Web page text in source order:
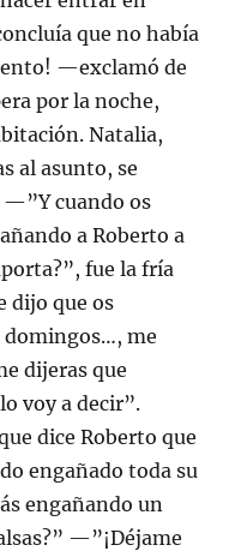
que no había
—exclamó de
por la noche,
Natalia,
al asunto, se
cuando os
a Roberto a
fue la fría
dijo que os
domingos…, me
dijeras que
voy a decir”.
dice Roberto que
engañado toda su
engañando un
—”¡Déjame